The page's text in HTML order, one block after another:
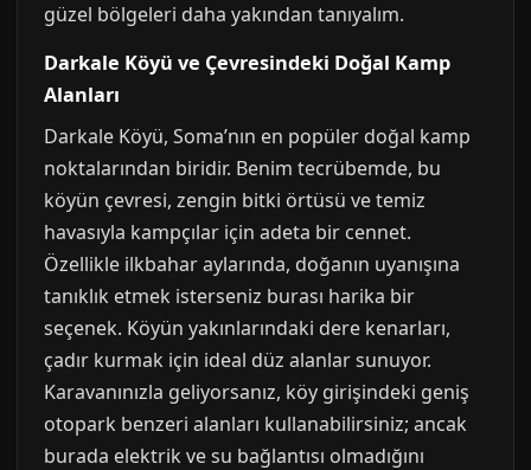
güzel bölgeleri daha yakından tanıyalım.
Darkale Köyü ve Çevresindeki Doğal Kamp
Alanları
Darkale Köyü, Soma’nın en popüler doğal kamp
noktalarından biridir. Benim tecrübemde, bu
köyün çevresi, zengin bitki örtüsü ve temiz
havasıyla kampçılar için adeta bir cennet.
Özellikle ilkbahar aylarında, doğanın uyanışına
tanıklık etmek isterseniz burası harika bir
seçenek. Köyün yakınlarındaki dere kenarları,
çadır kurmak için ideal düz alanlar sunuyor.
Karavanınızla geliyorsanız, köy girişindeki geniş
otopark benzeri alanları kullanabilirsiniz; ancak
burada elektrik ve su bağlantısı olmadığını